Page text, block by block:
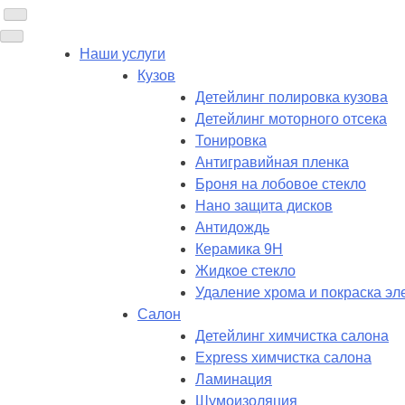
Наши услуги
Кузов
Детейлинг полировка кузова
Детейлинг моторного отсека
Тонировка
Антигравийная пленка
Броня на лобовое стекло
Нано защита дисков
Антидождь
Керамика 9H
Жидкое стекло
Удаление хрома и покраска
Салон
Детейлинг химчистка салона
Express химчистка салона
Ламинация
Шумоизоляция